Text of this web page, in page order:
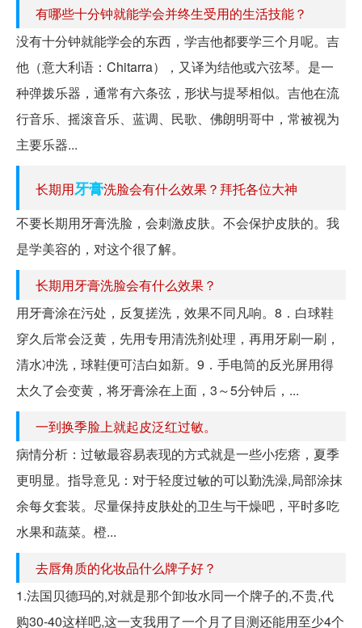
有哪些十分钟就能学会并终生受用的生活技能？
没有十分钟就能学会的东西，学吉他都要学三个月呢。吉
他（意大利语：Chitarra），又译为结他或六弦琴。是一
种弹拨乐器，通常有六条弦，形状与提琴相似。吉他在流
行音乐、摇滚音乐、蓝调、民歌、佛朗明哥中，常被视为
主要乐器...
长期用牙膏洗脸会有什么效果？拜托各位大神
不要长期用牙膏洗脸，会刺激皮肤。不会保护皮肤的。我
是学美容的，对这个很了解。
长期用牙膏洗脸会有什么效果？
用牙膏涂在污处，反复搓洗，效果不同凡响。8．白球鞋
穿久后常会泛黄，先用专用清洗剂处理，再用牙刷一刷，
清水冲洗，球鞋便可洁白如新。9．手电筒的反光屏用得
太久了会变黄，将牙膏涂在上面，3～5分钟后，...
一到换季脸上就起皮泛红过敏。
病情分析：过敏最容易表现的方式就是一些小疙瘩，夏季
更明显。指导意见：对于轻度过敏的可以勤洗澡,局部涂抹
余每攵套装。尽量保持皮肤处的卫生与干燥吧，平时多吃
水果和蔬菜。ㅤㅤㅤㅤㅤ橙...
去唇角质的化妆品什么牌子好？
1.法国贝德玛的,对就是那个卸妆水同一个牌子的,不贵,代
购30-40这样吧,这一支我用了一个月了目测还能用至少4个